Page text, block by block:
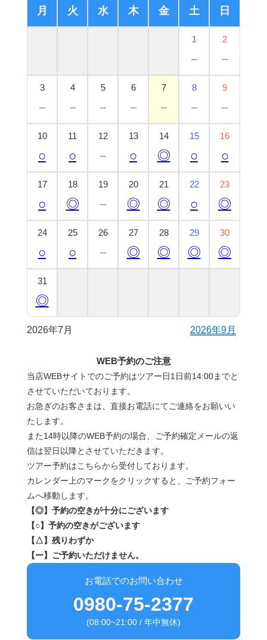
WEB予約のご注意
当店WEBサイトでのご予約はツアー日1日前14:00までと
させていただいております。
お急ぎのお客さまは、直接お電話にてご連絡をお願いい
たします。
また14時以降のWEB予約の場合、ご予約確定メールの返
信は翌日以降とさせていただきます。
ツアー予約はこちらから受付しております。
カレンダー上のマークをクリックすると、ご予約フォー
ムへ移動します。
【◎】予約の空きが十分にございます
【○】予約の空きがございます
【△】残りわずか
【ー】ご予約いただけません。
お電話でのお問い合わせ
0980-75-2377
(08:00~21:00 / 年中無休)
月 火 水 木 金 土 日
1
－
2
－
3
－
4
－
5
－
6
－
7
－
8
－
9
－
10
○
11
○
12
－
13
○
14
◎
15
○
16
○
17
○
18
◎
19
－
20
◎
21
◎
22
○
23
◎
24
○
25
○
26
－
27
◎
28
◎
29
◎
30
◎
31
◎
2026年7月 2026年9月